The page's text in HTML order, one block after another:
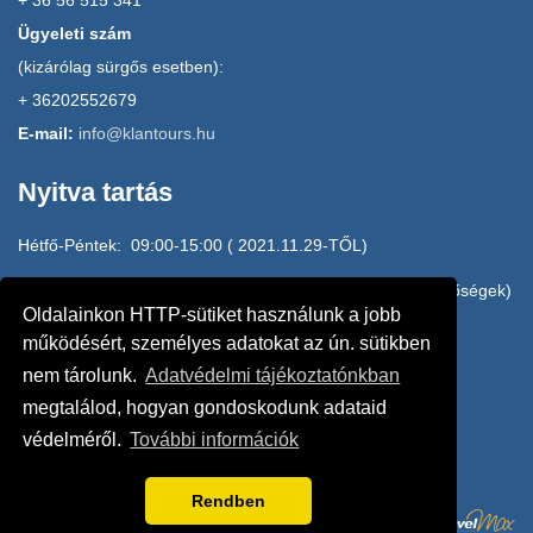
Oldalainkon HTTP-sütiket használunk a jobb
működésért, személyes adatokat az ún. sütikben
nem tárolunk. Adatvédelmi tájékoztatónkban
megtalálod, hogyan gondoskodunk adataid
védelméről. További információk
Rendben
Ügyeleti szám
(kizárólag sürgős esetben):
+ 36202552679
E-mail: info@klantours.hu
Nyitva tartás
Hétfő-Péntek: 09:00-15:00 ( 2021.11.29-TŐL)
H-P: 15:00-17:00 HOME OFFICE (e-mail, mobilos elérhetőségek)
20/2552679, 20/3145010, 20/4942610
Szombat: ZÁRVA